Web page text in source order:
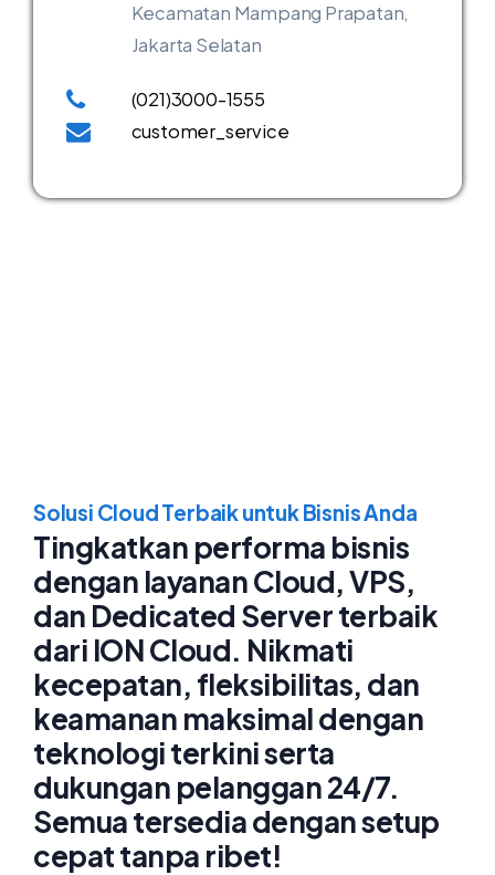
Kecamatan Mampang Prapatan,
Jakarta Selatan
(021)3000-1555
customer_service
Solusi Cloud Terbaik untuk Bisnis Anda
Tingkatkan performa bisnis
dengan layanan Cloud, VPS,
dan Dedicated Server terbaik
dari ION Cloud. Nikmati
kecepatan, fleksibilitas, dan
keamanan maksimal dengan
teknologi terkini serta
dukungan pelanggan 24/7.
Semua tersedia dengan setup
cepat tanpa ribet!